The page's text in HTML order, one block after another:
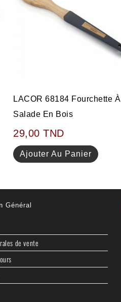
LACOR 68184 Fourchette À
Salade En Bois
29,00TND
Ajouter Au Panier
Général
de vente